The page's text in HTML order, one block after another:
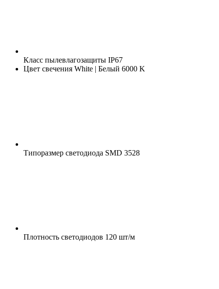
Класс пылевлагозащиты IP67
Цвет свечения White | Белый 6000 K
Типоразмер светодиода SMD 3528
Плотность светодиодов 120 шт/м